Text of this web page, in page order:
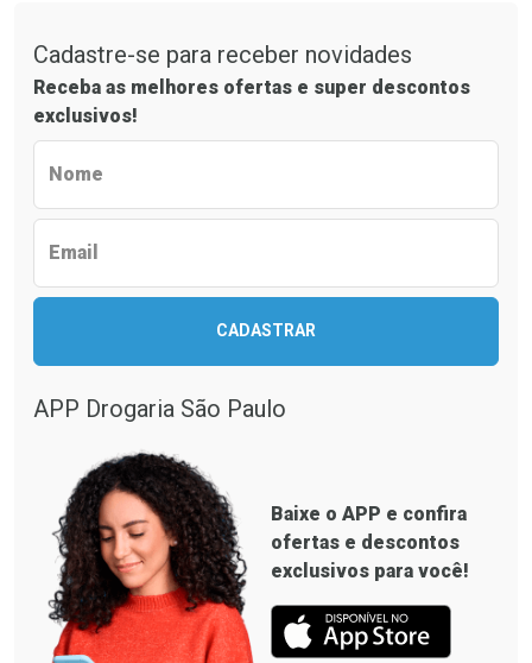
Ver Desconto Convênio
Ver Desconto Convênio
Cadastre-se para receber novidades
Receba as melhores ofertas e super descontos
exclusivos!
Nome
Email
CADASTRAR
APP Drogaria São Paulo
Baixe o APP e confira
ofertas e descontos
exclusivos para você!